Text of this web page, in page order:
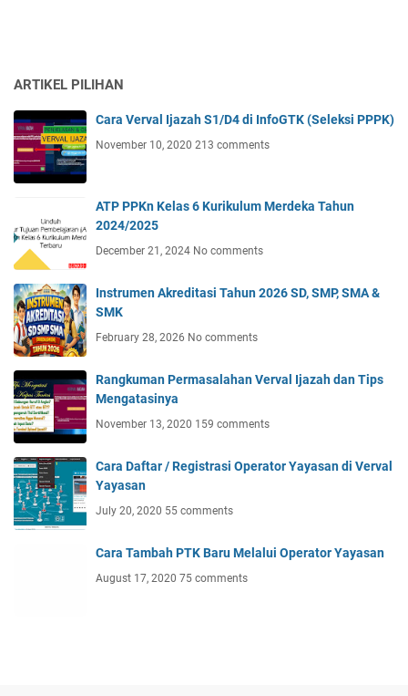
ARTIKEL PILIHAN
Cara Verval Ijazah S1/D4 di InfoGTK (Seleksi PPPK)
November 10, 2020 213 comments
ATP PPKn Kelas 6 Kurikulum Merdeka Tahun
2024/2025
December 21, 2024 No comments
Instrumen Akreditasi Tahun 2026 SD, SMP, SMA &
SMK
February 28, 2026 No comments
Rangkuman Permasalahan Verval Ijazah dan Tips
Mengatasinya
November 13, 2020 159 comments
Cara Daftar / Registrasi Operator Yayasan di Verval
Yayasan
July 20, 2020 55 comments
Cara Tambah PTK Baru Melalui Operator Yayasan
August 17, 2020 75 comments